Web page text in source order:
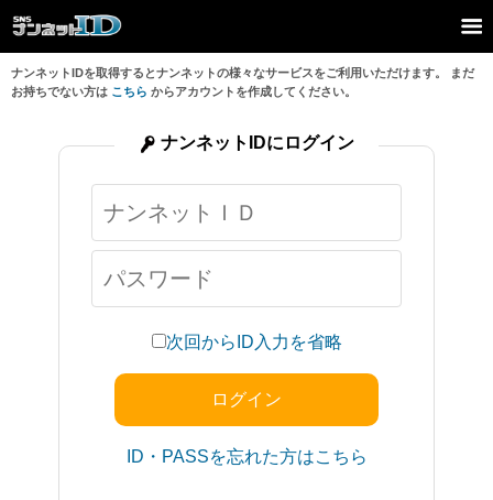
ナンネットIDを取得するとナンネットの様々なサービスをご利用いただけます。 まだ
お持ちでない方は こちら からアカウントを作成してください。
次回からID入力を省略
ID・PASSを忘れた方はこちら
ナンネットIDにログイン